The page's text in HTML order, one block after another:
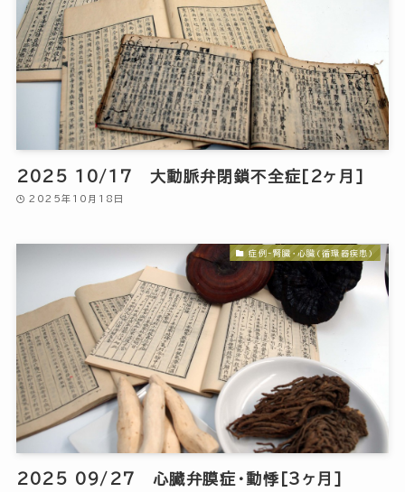
2025 10/17 大動脈弁閉鎖不全症[2ヶ月]
2025年10月18日
症例-腎臓・心臓(循環器疾患)
2025 09/27 心臓弁膜症・動悸[3ヶ月]